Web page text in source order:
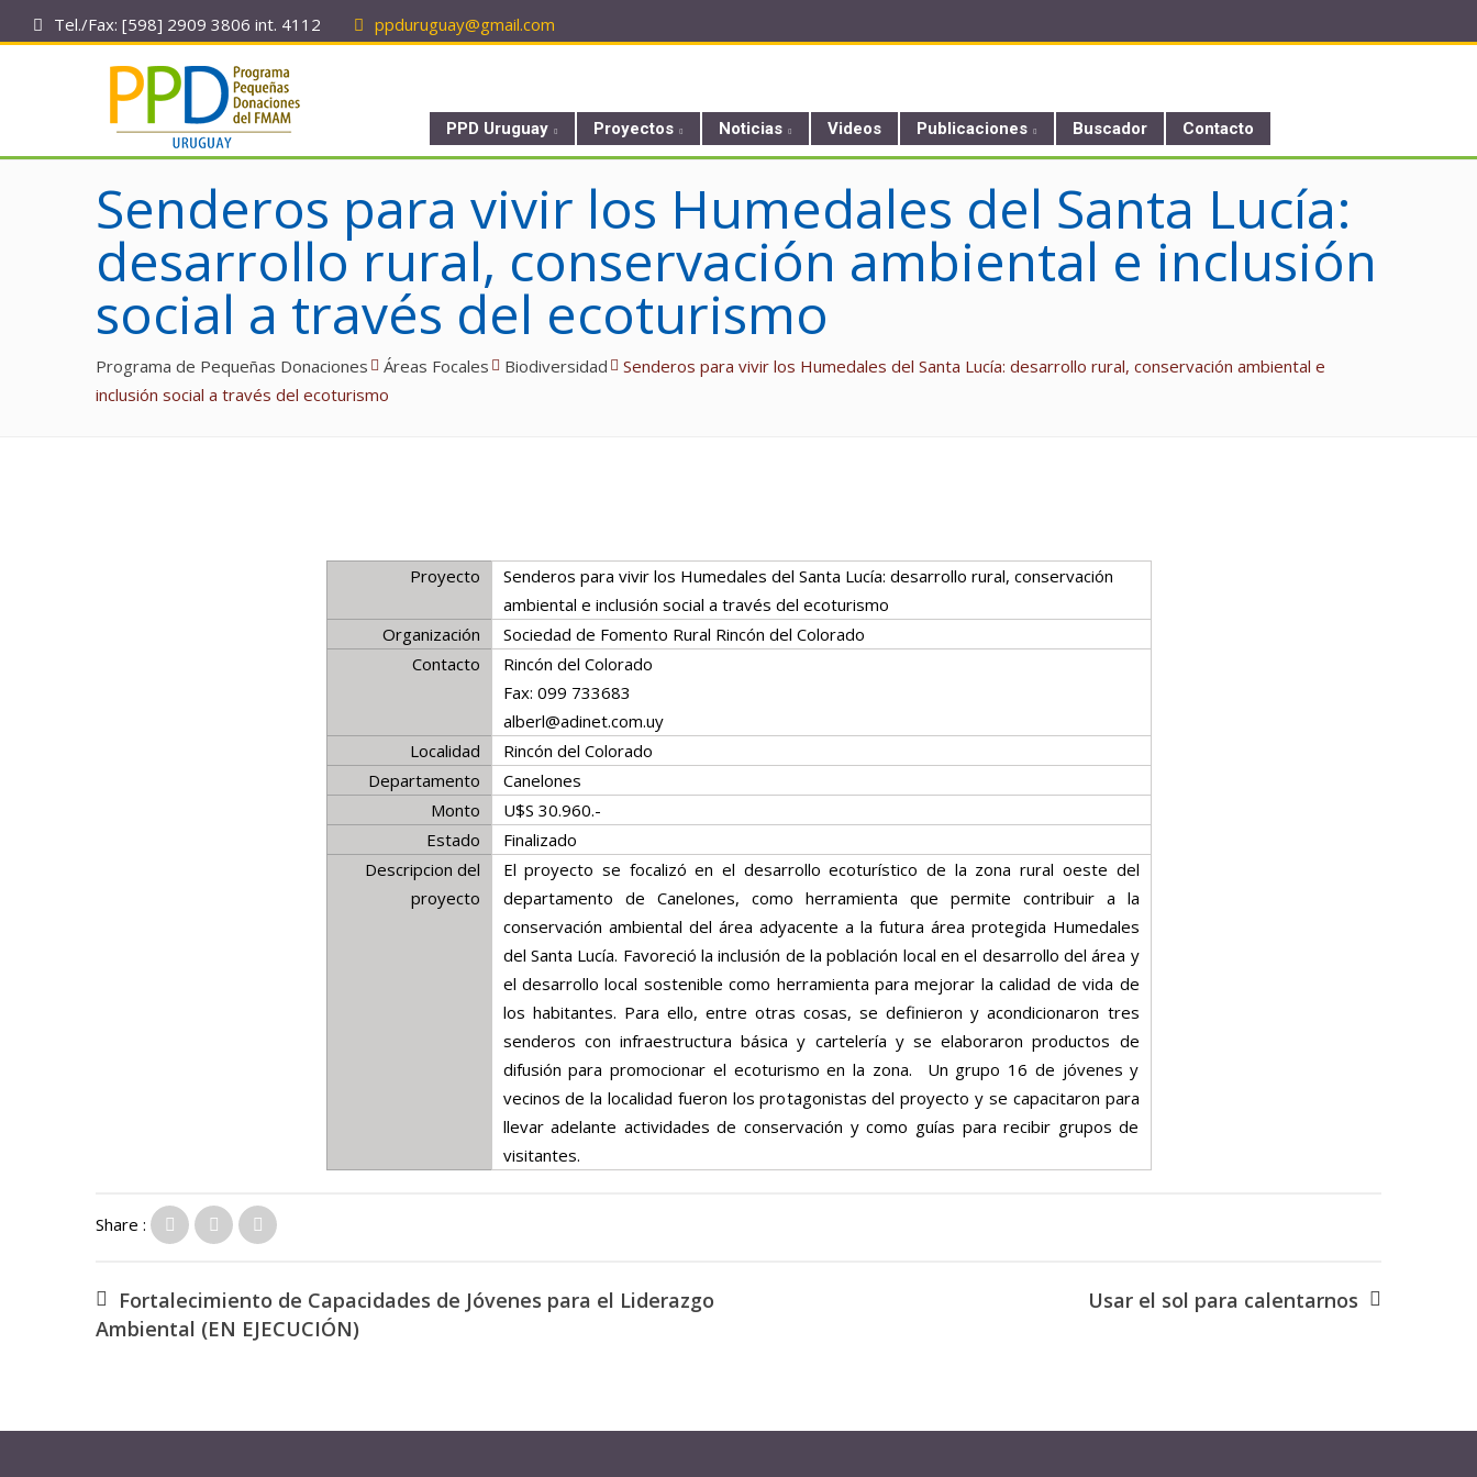
Tel./Fax: [598] 2909 3806 int. 4112 ppduruguay@gmail.com
PPD Uruguay Proyectos Noticias Videos Publicaciones Buscador Contacto
Senderos para vivir los Humedales del Santa Lucía:
desarrollo rural, conservación ambiental e inclusión
social a través del ecoturismo
Programa de Pequeñas Donaciones Áreas Focales Biodiversidad
Senderos para vivir los Humedales del Santa Lucía: desarrollo rural, conservación ambiental e
inclusión social a través del ecoturismo
Proyecto
Senderos para vivir los Humedales del Santa Lucía: desarrollo rural, conservación
ambiental e inclusión social a través del ecoturismo
Organización
Sociedad de Fomento Rural Rincón del Colorado
Contacto
Rincón del Colorado
Fax: 099 733683
alberl@adinet.com.uy
Localidad
Rincón del Colorado
Departamento
Canelones
Monto
U$S 30.960.-
Estado
Finalizado
Descripcion del
proyecto
El proyecto se focalizó en el desarrollo ecoturístico de la zona rural oeste del
departamento de Canelones, como herramienta que permite contribuir a la
conservación ambiental del área adyacente a la futura área protegida Humedales
del Santa Lucía. Favoreció la inclusión de la población local en el desarrollo del área y
el desarrollo local sostenible como herramienta para mejorar la calidad de vida de
los habitantes. Para ello, entre otras cosas, se definieron y acondicionaron tres
senderos con infraestructura básica y cartelería y se elaboraron productos de
difusión para promocionar el ecoturismo en la zona. Un grupo 16 de jóvenes y
vecinos de la localidad fueron los protagonistas del proyecto y se capacitaron para
llevar adelante actividades de conservación y como guías para recibir grupos de
visitantes.
Share :
Fortalecimiento de Capacidades de Jóvenes para el Liderazgo
Ambiental (EN EJECUCIÓN)
Usar el sol para calentarnos